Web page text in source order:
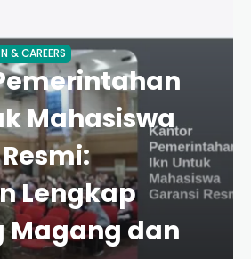
& CAREERS
Mahasiswa
Lengkap
Magang dan